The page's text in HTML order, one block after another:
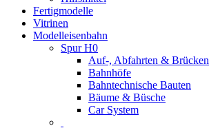
Fertigmodelle
Vitrinen
Modelleisenbahn
Spur H0
Auf-, Abfahrten & Brücken
Bahnhöfe
Bahntechnische Bauten
Bäume & Büsche
Car System